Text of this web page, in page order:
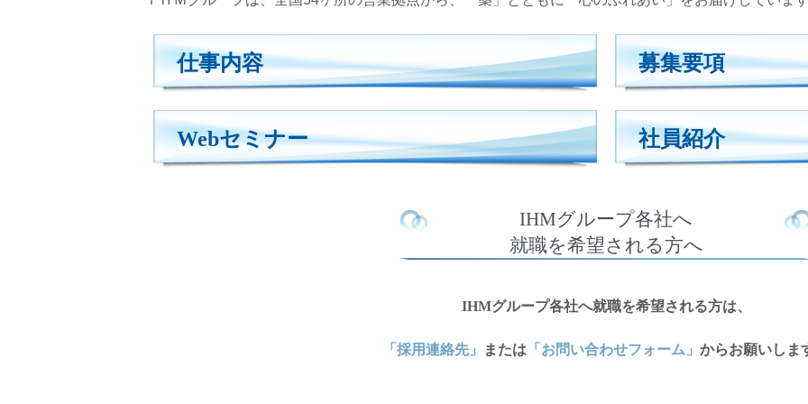
仕事内容 募集要項
Webセミナー 社員紹介
IHMグループ各社へ
就職を希望される方へ
IHMグループ各社へ就職を希望される方は、
「採用連絡先」 または 「お問い合わせフォーム」 からお願いしま